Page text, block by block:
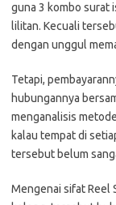
guna 3 kombo surat
lilitan. Kecuali
dengan unggul
Tetapi,
hubungannya
menganalisis
kalau tempat di
tersebut belum
Mengenai sifat Reel